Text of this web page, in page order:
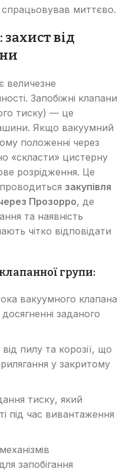
спрацьовував миттєво.
від
величезне
Запобіжні клапани
тиску) — це
Якщо вакуумний
положенні через
«скласти» цистерну
розрідження. Це
закупівля
Прозорро, де
та наявність
чітко відповідати
групи:
вакуумного клапана
заданого
пилу та корозії, що
у закритому
тиску, який
під час вивантаження
запобігання